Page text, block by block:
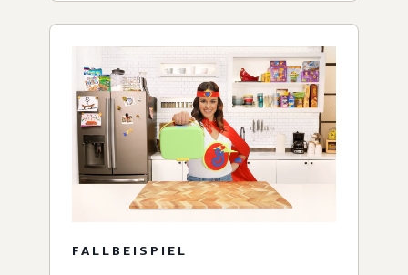
FALLBEISPIEL